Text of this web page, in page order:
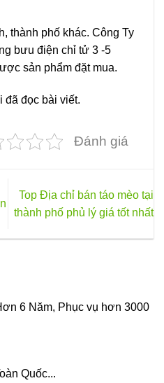
thành phố khác. Công Ty
bưu điện chỉ tử 3 -5
sản phẩm đặt mua.
đã đọc bài viết.
Đánh giá
Top Địa chỉ bán táo mèo tại
thành phố phủ lý giá tốt nhất
6 Năm, Phục vụ hơn 3000
Quốc...